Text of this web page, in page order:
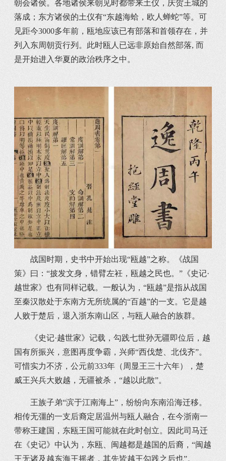
朝会诸侯。各地诸侯来朝见时都带来土仪，庆贺王城的
落成；东方诸侯的土仪有“东越海蛤，欧人蝉蛇”等。可
见距今3000多年前，瓯地应该已有部落和首领存在，并
列入东周朝贡行列。此时瓯人已远非原始自然部落, 而
是开始进入华夏的政治秩序之中。
战国时期，史书中开始出现“瓯越”之称。《战国
策》曰：“披发文身，错臂左衽，瓯越之民也。”《史记·
越世家》也有同样记载。一般认为，“瓯越”是指从战国
至秦汉散处于东南方无所统属的“百越”的一支。它是越
人败于楚后，退入浙东南山区，与瓯人融合的族群。
《史记·越世家》记载，勾践七世孙无疆即位后，越
国有所振兴，意图再度争霸，兴师“西伐楚、北伐齐”。
可惜实力不济，公元前333年（周显王三十六年），楚
威王兴兵大败越，无疆被杀，“越以此散”。
王族子弟“滨于江南海上”，纷纷向东南沿海迁移。
相传无彊的一支后裔定居温州与瓯人融合，在今浙南一
带称王建国，东瓯王国可能就在此时创立。因此司马迁
在《史记》中认为，东瓯、闽越都是越国的后裔，“闽越
王无诸及越东海王摇者，其先皆越王勾践之后也”。